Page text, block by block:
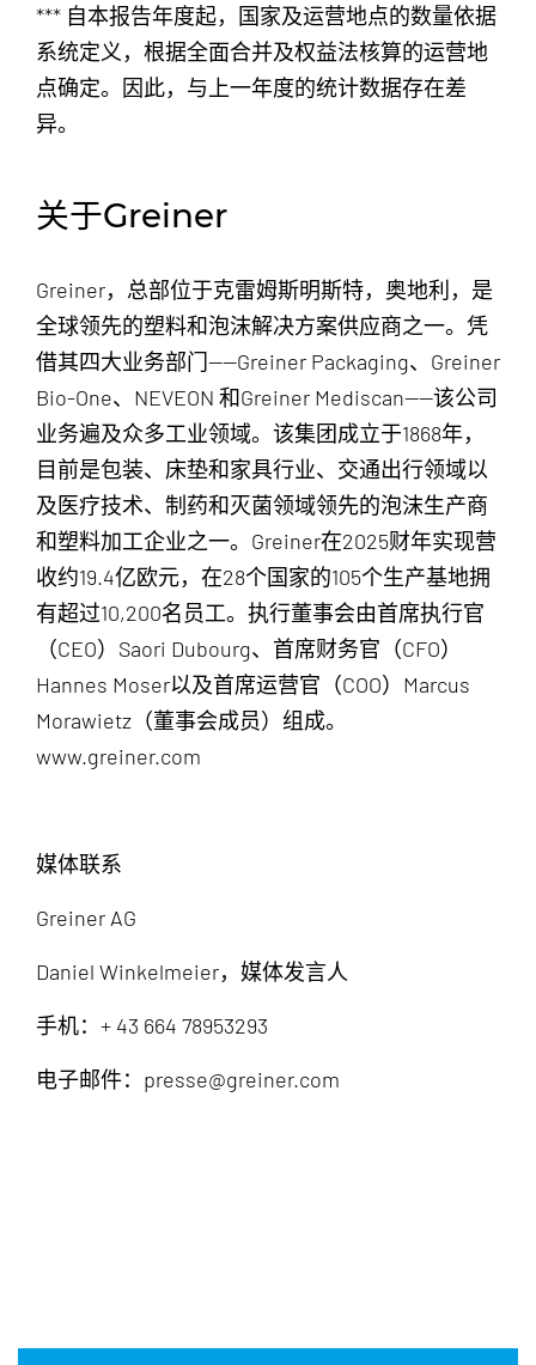
*** 自本报告年度起，国家及运营地点的数量依据
系统定义，根据全面合并及权益法核算的运营地
点确定。因此，与上一年度的统计数据存在差
异。
关于Greiner
Greiner，总部位于克雷姆斯明斯特，奥地利，是
全球领先的塑料和泡沫解决方案供应商之一。凭
借其四大业务部门——Greiner Packaging、Greiner
Bio-One、NEVEON 和Greiner Mediscan——该公司
业务遍及众多工业领域。该集团成立于1868年，
目前是包装、床垫和家具行业、交通出行领域以
及医疗技术、制药和灭菌领域领先的泡沫生产商
和塑料加工企业之一。Greiner在2025财年实现营
收约19.4亿欧元，在28个国家的105个生产基地拥
有超过10,200名员工。执行董事会由首席执行官
（CEO）Saori Dubourg、首席财务官（CFO）
Hannes Moser以及首席运营官（COO）Marcus
Morawietz（董事会成员）组成。
www.greiner.com
媒体联系
Greiner AG
Daniel Winkelmeier，媒体发言人
手机：+ 43 664 78953293
电子邮件：presse@greiner.com